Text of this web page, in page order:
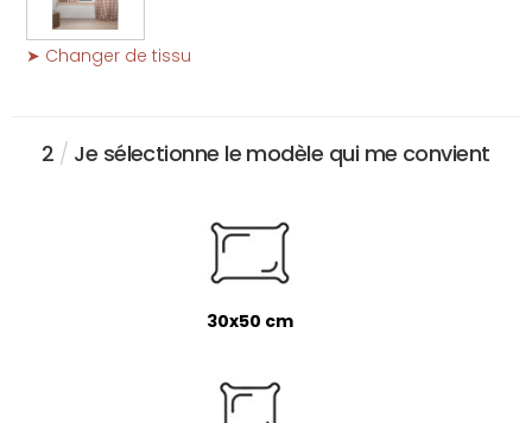
➤ Changer de tissu
2 / Je sélectionne le modèle qui me convient
30x50 cm